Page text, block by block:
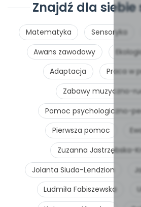
Znajdź dla siebie
Matematyka Sensoryka
Awans zawodowy
Adaptacja
Praca w
Zabawy muzyczno-
Pomoc psychologiczno-
Pierwsza pomoc
Zuzanna Jastrzębska-
Jolanta Siuda-Lendzion
Ludmiła Fabiszewska